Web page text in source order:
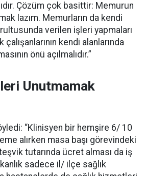
Çözüm çok basittir: Memurun
lazım. Memurların da kendi
verilen işleri yapmaları
çalışanlarının kendi alanlarında
önü açılmalıdır.”
Unutmamak
“Klinisyen bir hemşire 6/ 10
alırken masa başı görevindeki
tutarında ücret alması da iş
sadece il/ ilçe sağlık